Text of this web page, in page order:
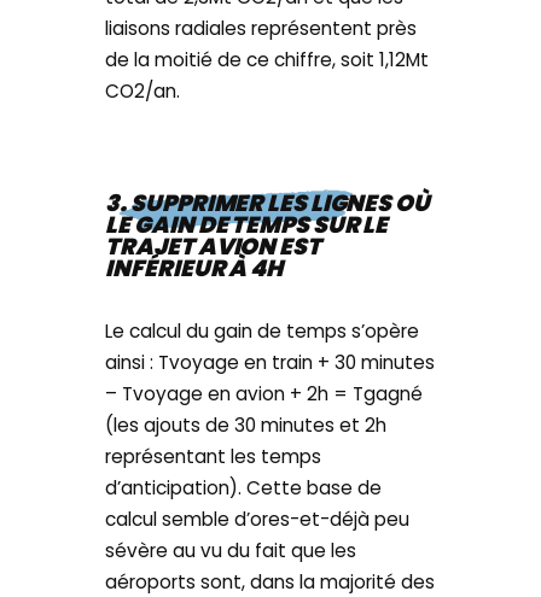
liaisons radiales représentent près
de la moitié de ce chiffre, soit 1,12Mt
CO2/an.
3. SUPPRIMER LES LIGNES OÙ
LE GAIN DE TEMPS SUR LE
TRAJET AVION EST
INFÉRIEUR À 4H
Le calcul du gain de temps s’opère
ainsi : Tvoyage en train + 30 minutes
– Tvoyage en avion + 2h = Tgagné
(les ajouts de 30 minutes et 2h
représentant les temps
d’anticipation). Cette base de
calcul semble d’ores-et-déjà peu
sévère au vu du fait que les
aéroports sont, dans la majorité des